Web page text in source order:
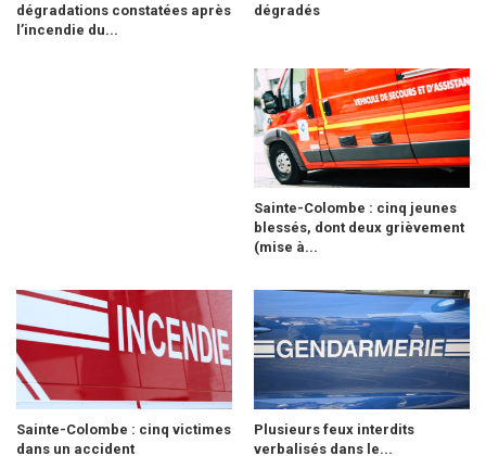
dégradations constatées après
l’incendie du...
dégradés
Sainte-Colombe : cinq jeunes
blessés, dont deux grièvement
(mise à...
Sainte-Colombe : cinq victimes
dans un accident
Plusieurs feux interdits
verbalisés dans le...